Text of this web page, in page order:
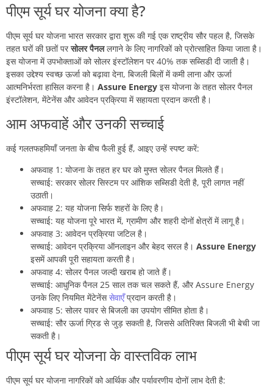
पीएम सूर्य घर योजना क्या है?
पीएम सूर्य घर योजना भारत सरकार द्वारा शुरू की गई एक राष्ट्रीय सौर पहल है, जिसके
तहत घरों की छतों परसोलर पैनललगाने के लिए नागरिकों को प्रोत्साहित किया जाता है।
इस योजना में उपभोक्ताओं को सोलर इंस्टॉलेशन पर 40% तक सब्सिडी दी जाती है।
इसका उद्देश्य स्वच्छ ऊर्जा को बढ़ावा देना, बिजली बिलों में कमी लाना और ऊर्जा
आत्मनिर्भरता हासिल करना है। Assure Energy इस योजना के तहत सोलर पैनल
इंस्टॉलेशन, मेंटेनेंस और आवेदन प्रक्रिया में सहायता प्रदान करती है।
आम अफवाहें और उनकी सच्चाई
कई गलतफहमियाँ जनता के बीच फैली हुई हैं, आइए उन्हें स्पष्ट करें:
अफवाह 1: योजना के तहत हर घर को मुफ्त सोलर पैनल मिलते हैं।
सच्चाई: सरकार सोलर सिस्टम पर आंशिक सब्सिडी देती है, पूरी लागत नहीं
उठाती।
अफवाह 2: यह योजना सिर्फ शहरों के लिए है।
सच्चाई: यह योजना पूरे भारत में, ग्रामीण और शहरी दोनों क्षेत्रों में लागू है।
अफवाह 3: आवेदन प्रक्रिया जटिल है।
सच्चाई: आवेदन प्रक्रिया ऑनलाइन और बेहद सरल है। Assure Energy
इसमें आपकी पूरी सहायता करती है।
अफवाह 4: सोलर पैनल जल्दी खराब हो जाते हैं।
सच्चाई: आधुनिक पैनल 25 साल तक चल सकते हैं, और Assure Energy
उनके लिए नियमित मेंटेनेंससेवाएँप्रदान करती है।
अफवाह 5: सोलर पावर से बिजली का उपयोग सीमित होता है।
सच्चाई: सौर ऊर्जा ग्रिड से जुड़ सकती है, जिससे अतिरिक्त बिजली भी बेची जा
सकती है।
पीएम सूर्य घर योजना के वास्तविक लाभ
पीएम सूर्य घर योजना नागरिकों को आर्थिक और पर्यावरणीय दोनों लाभ देती है: